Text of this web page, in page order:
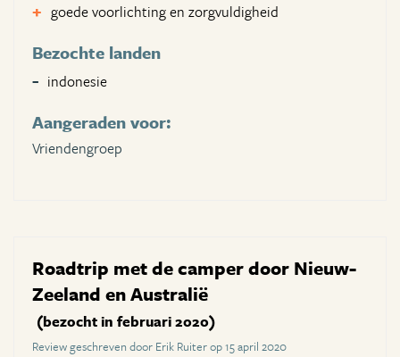
goede voorlichting en zorgvuldigheid
Bezochte landen
indonesie
Aangeraden voor:
Vriendengroep
Roadtrip met de camper door Nieuw-
Zeeland en Australië
(bezocht in februari 2020)
Review geschreven door Erik Ruiter op 15 april 2020